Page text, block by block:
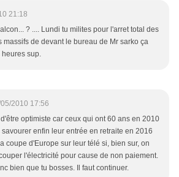
21:18
? .... Lundi tu milites pour l'arret total des
massifs de devant le bureau de Mr sarko ça
sup.
2010 17:56
optimiste car ceux qui ont 60 ans en 2010
enfin leur entrée en retraite en 2016
coupe d'Europe sur leur télé si, bien sur, on
l'électricité pour cause de non paiement.
bien que tu bosses. Il faut continuer.